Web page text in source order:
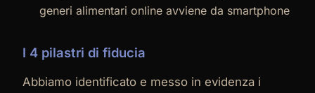
generi alimentari online avviene da smartphone
I 4 pilastri di fiducia
Abbiamo identificato e messo in evidenza i